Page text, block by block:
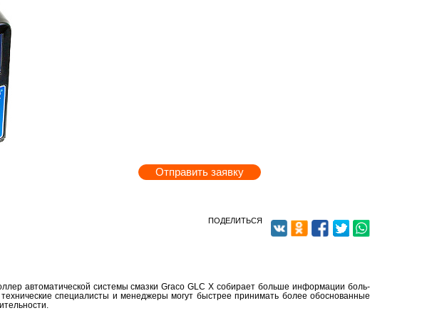
Отправить заявку
ПОДЕЛИТЬСЯ
ав­то­ма­ти­че­ской си­сте­мы смаз­ки Graco GLC X со­би­ра­ет боль­ше ин­фор­ма­ции боль­
спе­ци­а­ли­сты и ме­не­дже­ры могут быст­рее при­ни­мать более обос­но­ван­ные